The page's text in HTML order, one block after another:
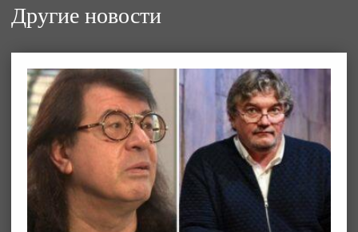
Другие новости